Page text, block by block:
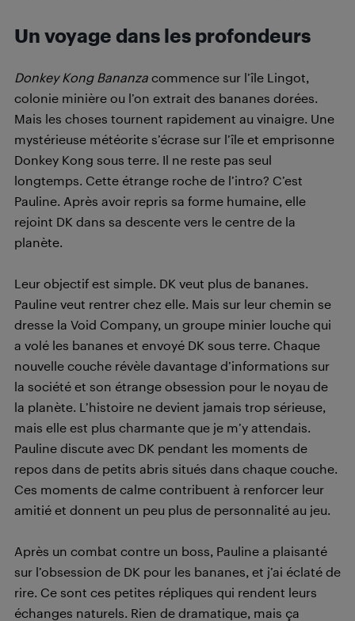
Un voyage dans les profondeurs
Donkey Kong Bananza commence sur l’île Lingot,
colonie minière ou l’on extrait des bananes dorées.
Mais les choses tournent rapidement au vinaigre. Une
mystérieuse météorite s’écrase sur l’île et emprisonne
Donkey Kong sous terre. Il ne reste pas seul
longtemps. Cette étrange roche de l’intro? C’est
Pauline. Après avoir repris sa forme humaine, elle
rejoint DK dans sa descente vers le centre de la
planète.
Leur objectif est simple. DK veut plus de bananes.
Pauline veut rentrer chez elle. Mais sur leur chemin se
dresse la Void Company, un groupe minier louche qui
a volé les bananes et envoyé DK sous terre. Chaque
nouvelle couche révèle davantage d’informations sur
la société et son étrange obsession pour le noyau de
la planète. L’histoire ne devient jamais trop sérieuse,
mais elle est plus charmante que je m’y attendais.
Pauline discute avec DK pendant les moments de
repos dans de petits abris situés dans chaque couche.
Ces moments de calme contribuent à renforcer leur
amitié et donnent un peu plus de personnalité au jeu.
Après un combat contre un boss, Pauline a plaisanté
sur l’obsession de DK pour les bananes, et j’ai éclaté de
rire. Ce sont ces petites répliques qui rendent leurs
échanges naturels. Rien de dramatique, mais ça